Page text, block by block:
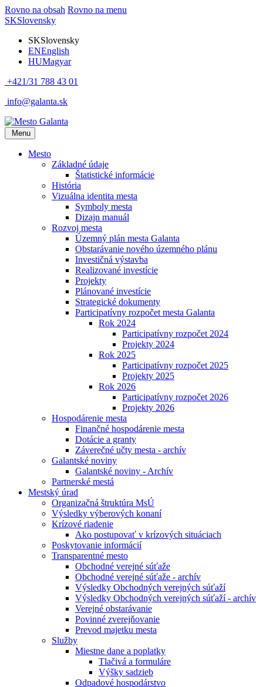
Rovno na obsah Rovno na menu
SKSlovensky
SKSlovensky
ENEnglish
HUMagyar
+421/31 788 43 01
info@galanta.sk
Menu
Mesto
Základné údaje
Štatistické informácie
História
Vizuálna identita mesta
Symboly mesta
Dizajn manuál
Rozvoj mesta
Územný plán mesta Galanta
Obstarávanie nového územného plánu
Investičná výstavba
Realizované investície
Projekty
Plánované investície
Strategické dokumenty
Participatívny rozpočet mesta Galanta
Rok 2024
Participatívny rozpočet 2024
Projekty 2024
Rok 2025
Participatívny rozpočet 2025
Projekty 2025
Rok 2026
Participatívny rozpočet 2026
Projekty 2026
Hospodárenie mesta
Finančné hospodárenie mesta
Dotácie a granty
Záverečné učty mesta - archív
Galantské noviny
Galantské noviny - Archív
Partnerské mestá
Mestský úrad
Organizačná štruktúra MsÚ
Výsledky výberových konaní
Krízové riadenie
Ako postupovať v krízových situáciach
Poskytovanie informácií
Transparentné mesto
Obchodné verejné súťaže
Obchodné verejné súťaže - archív
Výsledky Obchodných verejných súťaží
Výsledky Obchodných verejných súťaží - archív
Verejné obstarávanie
Povinné zverejňovanie
Prevod majetku mesta
Služby
Miestne dane a poplatky
Tlačivá a formuláre
Výšky sadzieb
Odpadové hospodárstvo